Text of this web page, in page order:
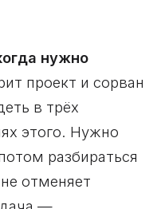
нужно
проект и сорван
в трёх
этого. Нужно
разбираться
отменяет